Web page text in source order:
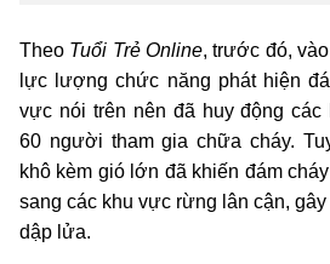
Theo Tuổi Trẻ Online, trước đó,
lực lượng chức năng phát hiện
vực nói trên nên đã huy động
60 người tham gia chữa cháy.
khô kèm gió lớn đã khiến đám
sang các khu vực rừng lân cận,
dập lửa.